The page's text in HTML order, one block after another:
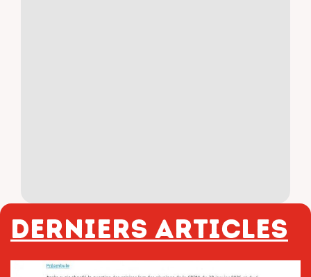
Derniers articles